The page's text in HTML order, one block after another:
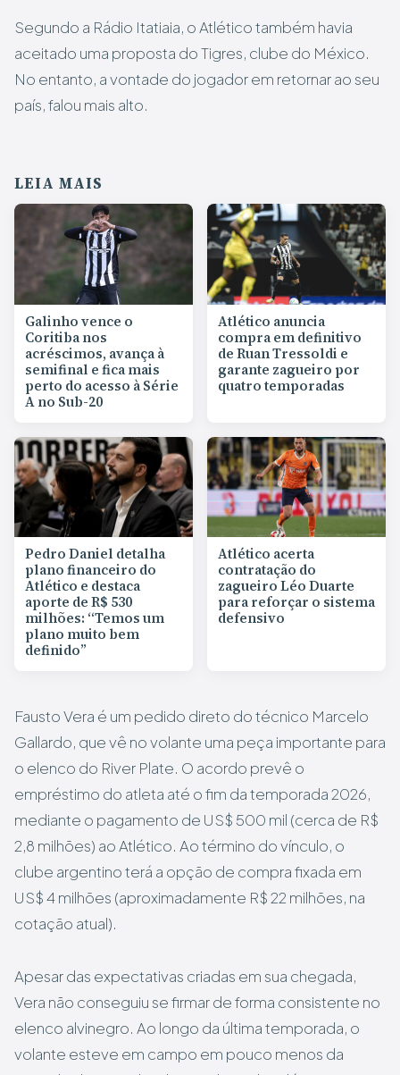
Segundo a Rádio Itatiaia, o Atlético também havia
aceitado uma proposta do Tigres, clube do México.
No entanto, a vontade do jogador em retornar ao seu
país, falou mais alto.
LEIA MAIS
Galinho vence o
Coritiba nos
acréscimos, avança à
semifinal e fica mais
perto do acesso à Série
A no Sub-20
Atlético anuncia
compra em definitivo
de Ruan Tressoldi e
garante zagueiro por
quatro temporadas
Pedro Daniel detalha
plano financeiro do
Atlético e destaca
aporte de R$ 530
milhões: “Temos um
plano muito bem
definido”
Atlético acerta
contratação do
zagueiro Léo Duarte
para reforçar o sistema
defensivo
Fausto Vera é um pedido direto do técnico Marcelo
Gallardo, que vê no volante uma peça importante para
o elenco do River Plate. O acordo prevê o
empréstimo do atleta até o fim da temporada 2026,
mediante o pagamento de US$ 500 mil (cerca de R$
2,8 milhões) ao Atlético. Ao término do vínculo, o
clube argentino terá a opção de compra fixada em
US$ 4 milhões (aproximadamente R$ 22 milhões, na
cotação atual).
Apesar das expectativas criadas em sua chegada,
Vera não conseguiu se firmar de forma consistente no
elenco alvinegro. Ao longo da última temporada, o
volante esteve em campo em pouco menos da